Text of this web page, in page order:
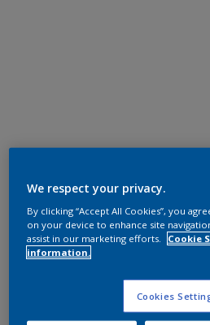
We respect your privacy.
By clicking “Accept All Cookies”, you
on your device to enhance site
assist in our marketing efforts.
Cookie
information.
Cookies